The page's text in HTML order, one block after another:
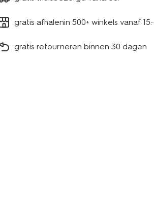
gratis afhalenin 500+ winkels vanaf 15.-
gratis retourneren binnen 30 dagen